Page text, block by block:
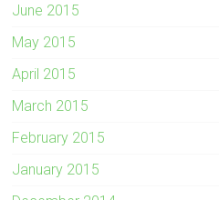
June 2015
May 2015
April 2015
March 2015
February 2015
January 2015